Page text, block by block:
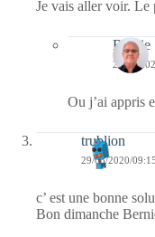
Je vais aller voir. Le
Bernie
29/03/
Ou j’ai appris
trublion
29/03/2020/09:15
c’ est une bonne
Bon dimanche